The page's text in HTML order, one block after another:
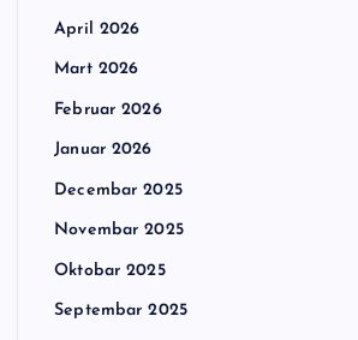
April 2026
Mart 2026
Februar 2026
Januar 2026
Decembar 2025
Novembar 2025
Oktobar 2025
Septembar 2025